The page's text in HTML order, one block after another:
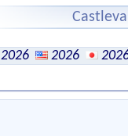
2026 2026